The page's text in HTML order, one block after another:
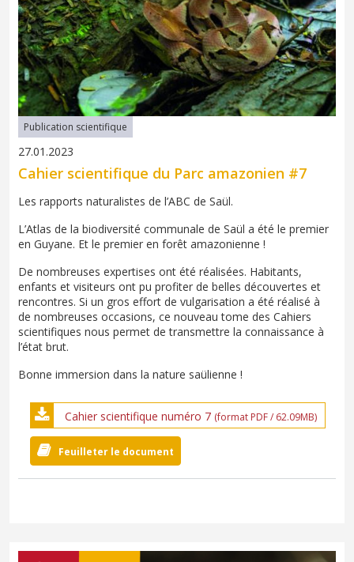
Publication scientifique
27.01.2023
Cahier scientifique du Parc amazonien #7
Les rapports naturalistes de l’ABC de Saül.
L’Atlas de la biodiversité communale de Saül a été le premier
en Guyane. Et le premier en forêt amazonienne !
De nombreuses expertises ont été réalisées. Habitants,
enfants et visiteurs ont pu profiter de belles découvertes et
rencontres. Si un gros effort de vulgarisation a été réalisé à
de nombreuses occasions, ce nouveau tome des Cahiers
scientifiques nous permet de transmettre la connaissance à
l’état brut.
Bonne immersion dans la nature saülienne !
Cahier scientifique numéro 7 (format PDF / 62.09MB)
Feuilleter le document